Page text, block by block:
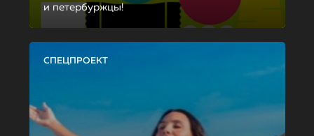
и петербуржцы!
СПЕЦПРОЕКТ